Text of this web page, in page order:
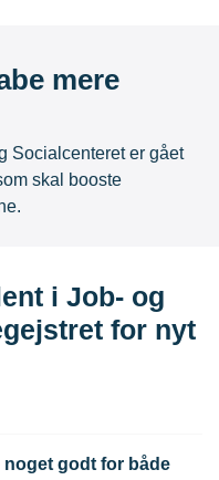
mere
Socialcenteret er gået
skal booste
i Job- og
for nyt
godt for både